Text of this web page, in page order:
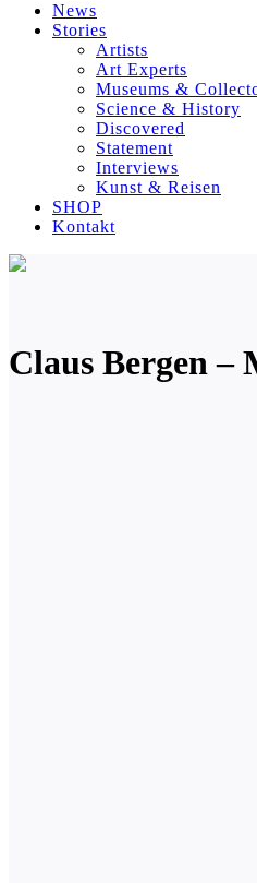
News
Stories
Artists
Art Experts
Museums &
Science & History
Discovered
Statement
Interviews
Kunst & Reisen
SHOP
Kontakt
Claus Bergen –